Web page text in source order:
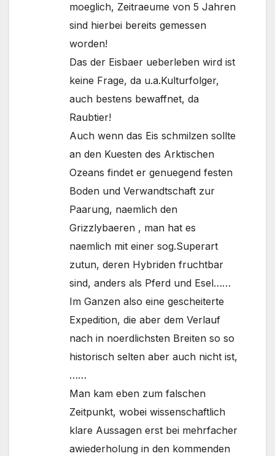
moeglich, Zeitraeume von 5 Jahren
sind hierbei bereits gemessen
worden!
Das der Eisbaer ueberleben wird ist
keine Frage, da u.a.Kulturfolger,
auch bestens bewaffnet, da
Raubtier!
Auch wenn das Eis schmilzen sollte
an den Kuesten des Arktischen
Ozeans findet er genuegend festen
Boden und Verwandtschaft zur
Paarung, naemlich den
Grizzlybaeren , man hat es
naemlich mit einer sog.Superart
zutun, deren Hybriden fruchtbar
sind, anders als Pferd und Esel……
Im Ganzen also eine gescheiterte
Expedition, die aber dem Verlauf
nach in noerdlichsten Breiten so so
historisch selten aber auch nicht ist,
……
Man kam eben zum falschen
Zeitpunkt, wobei wissenschaftlich
klare Aussagen erst bei mehrfacher
awiederholung in den kommenden